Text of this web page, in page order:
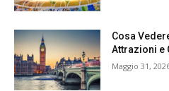
Cosa
Attrazioni e
Maggio 31,